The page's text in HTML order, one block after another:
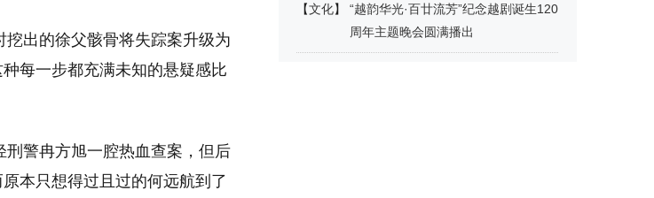
出的徐父骸骨将失踪案升级为
每一步都充满未知的悬疑感比
警冉方旭一腔热血查案，但后
本只想得过且过的何远航到了
【文化】
“越韵华光·百廿流芳”纪念越剧诞生120
周年主题晚会圆满播出